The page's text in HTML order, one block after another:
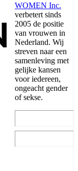
WOMEN Inc.
verbetert sinds
2005 de positie
van vrouwen in
Nederland. Wij
streven naar een
samenleving met
gelijke kansen
voor iedereen,
ongeacht gender
of sekse.